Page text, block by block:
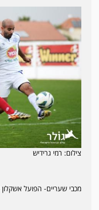
צילום: רמי גרידיש
מכבי שעריים- הפועל אשקלון 27.12.2014